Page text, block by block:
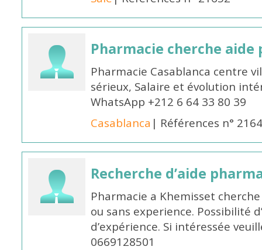
Pharmacie cherche aide
Pharmacie Casablanca centre
sérieux, Salaire et évolution
WhatsApp +212 6 64 33 80 39
Casablanca | Références n°
Recherche d’aide
Pharmacie a Khemisset
ou sans experience. Possibilité
d’expérience. Si intéressée
0669128501